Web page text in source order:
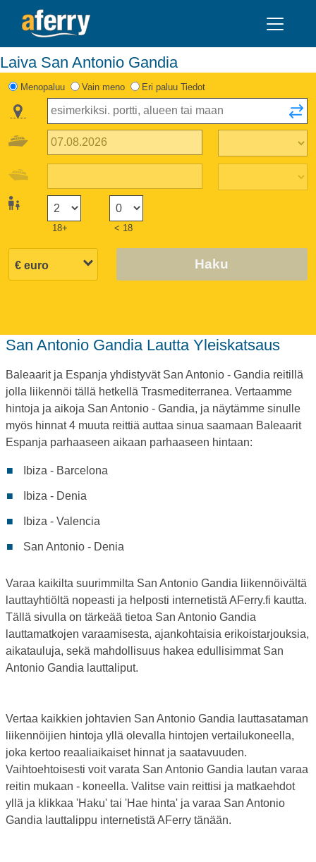
Laiva San Antonio Gandia
Menopaluu Vain meno Eri paluu Tiedot
18+ < 18
Haku
San Antonio Gandia Lautta Yleiskatsaus
Baleaarit ja Espanja yhdistyvät San Antonio - Gandia reitillä
jolla liikennöi tällä hetkellä Trasmediterranea. Vertaamme
hintoja ja aikoja San Antonio - Gandia, ja näytämme sinulle
myös hinnat 4 muuta reittiä auttaa sinua saamaan Baleaarit
Espanja parhaaseen aikaan parhaaseen hintaan:
Ibiza - Barcelona
Ibiza - Denia
Ibiza - Valencia
San Antonio - Denia
Varaa kaikilta suurimmilta San Antonio Gandia liikennöivältä
lauttayhtiöltä nopeasti ja helposti internetistä AFerry.fi kautta.
Tällä sivulla on tärkeää tietoa San Antonio Gandia
lauttamatkojen varaamisesta, ajankohtaisia erikoistarjouksia,
aikatauluja, sekä mahdollisuus hakea edullisimmat San
Antonio Gandia lauttaliput.
Vertaa kaikkien johtavien San Antonio Gandia lauttasataman
liikennöijien hintoja yllä olevalla hintojen vertailukoneella,
joka kertoo reaaliaikaiset hinnat ja saatavuuden.
Vaihtoehtoisesti voit varata San Antonio Gandia lautan varaa
reitin mukaan - koneella. Valitse vain reittisi ja matkaehdot
yllä ja klikkaa 'Haku' tai 'Hae hinta' ja varaa San Antonio
Gandia lauttalippu internetistä AFerry tänään.